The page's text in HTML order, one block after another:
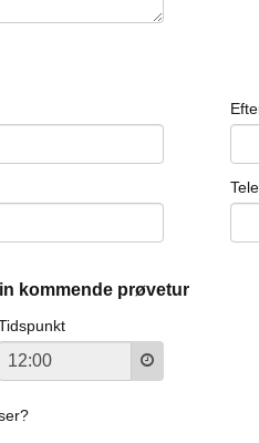
kommende prøvetur